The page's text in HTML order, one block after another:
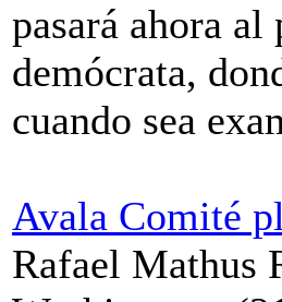
pasará ahora
demócrata,
cuando sea
Avala Comité
Rafael Mathus